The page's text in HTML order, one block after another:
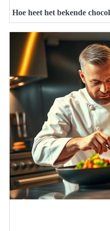
Hoe heet het bekende